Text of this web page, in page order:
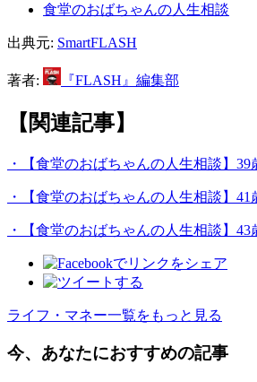
食堂のおばちゃんの人生相談
出典元: SmartFLASH
著者: 『FLASH』編集部
【関連記事】
・【食堂のおばちゃんの人生相談】
・【食堂のおばちゃんの人生相談】
・【食堂のおばちゃんの人生相談】
ライフ・マネー一覧をもっと見る
今、あなたにおすすめの記事